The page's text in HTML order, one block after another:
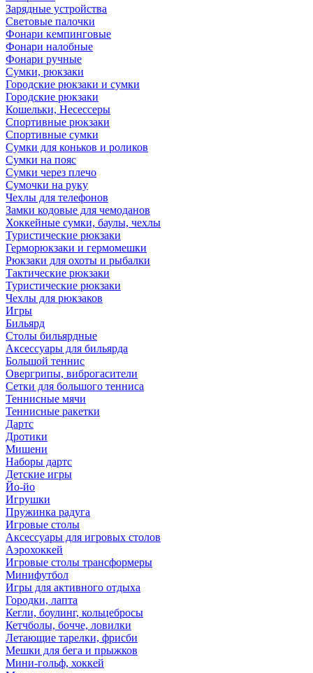
Зарядные устройства
Световые палочки
Фонари кемпинговые
Фонари налобные
Фонари ручные
Сумки, рюкзаки
Городские рюкзаки и сумки
Городские рюкзаки
Кошельки, Несессеры
Спортивные рюкзаки
Спортивные сумки
Сумки для коньков и роликов
Сумки на пояс
Сумки через плечо
Сумочки на руку
Чехлы для телефонов
Замки кодовые для чемоданов
Хоккейные сумки, баулы, чехлы
Туристические рюкзаки
Герморюкзаки и гермомешки
Рюкзаки для охоты и рыбалки
Тактические рюкзаки
Туристические рюкзаки
Чехлы для рюкзаков
Игры
Бильярд
Столы бильярдные
Аксессуары для бильярда
Большой теннис
Овергрипы, виброгасители
Сетки для большого тенниса
Теннисные мячи
Теннисные ракетки
Дартс
Дротики
Мишени
Наборы дартс
Детские игры
Йо-йо
Игрушки
Пружинка радуга
Игровые столы
Аксессуары для игровых столов
Аэрохоккей
Игровые столы трансформеры
Минифутбол
Игры для активного отдыха
Городки, лапта
Кегли, боулинг, кольцебросы
Кетчболы, бочче, ловилки
Летающие тарелки, фрисби
Мешки для бега и прыжков
Мини-гольф, хоккей